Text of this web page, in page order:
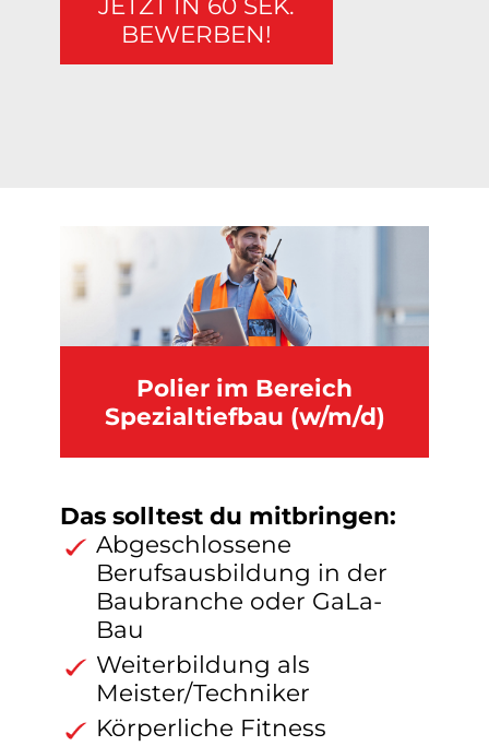
JETZT IN 60 SEK.
BEWERBEN!
Polier im Bereich
Spezialtiefbau (w/m/d)
Das solltest du mitbringen:
Abgeschlossene
Berufsausbildung in der
Baubranche oder GaLa-
Bau
Weiterbildung als
Meister/Techniker
Körperliche Fitness